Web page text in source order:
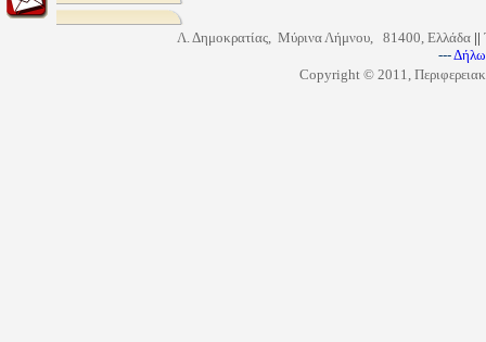
Λ. Δημοκρατίας, Μύρινα Λήμνου, 81400, Ελλάδα ||
---
Copyright © 2011,